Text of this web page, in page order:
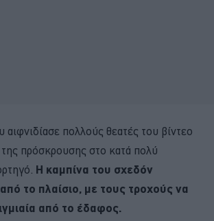
πολλούς θεατές του βίντεο
πρόσκρουσης στο κατά πολύ
Η καμπίνα του σχεδόν
το πλαίσιο, με τους τροχούς να
από το έδαφος.